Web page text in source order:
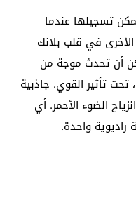
تسجيلها عندما
في قلب بلانك
أن تحدث موجة من
تأثير القوي. جاذبية
الضوء الأحمر. أي
راديوية واحدة.